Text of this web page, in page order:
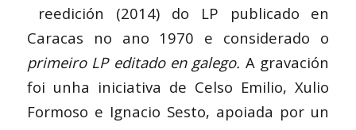
reedición (2014) do LP publicado en
Caracas no ano 1970 e considerado o
primeiro LP editado en galego. A gravación
foi unha iniciativa de Celso Emilio, Xulio
Formoso e Ignacio Sesto, apoiada por un